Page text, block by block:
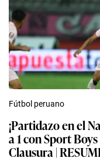
Fútbol peruano
¡Partidazo en el
a 1 con Sport
Clausura |